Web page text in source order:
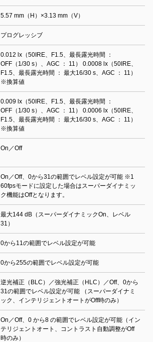
5.57 mm（H）×3.13 mm（V）
プログレッシブ
0.012 lx（50IRE、F1.5、最長露光時間 ：
OFF（1/30 s）、AGC ： 11） 0.0008 lx（50IRE、
F1.5、最長露光時間 ： 最大16/30 s、AGC ： 11）
※換算値
0.009 lx（50IRE、F1.5、最長露光時間 ：
OFF（1/30 s）、AGC ： 11） 0.0006 lx（50IRE、
F1.5、最長露光時間 ： 最大16/30 s、AGC ： 11）
※換算値
On／Off
On／Off、0から31の範囲でレベル設定が可能 ※1
60fpsモードに設定した場合はスーパーダイナミッ
ク機能はOffとなります。
最大144 dB（スーパーダイナミックOn、レベル
31）
0から11の範囲でレベル設定が可能
0から255の範囲でレベル設定が可能
逆光補正（BLC）／強光補正（HLC）／Off、0から
31の範囲でレベル設定が可能 （スーパーダイナミ
ック、インテリジェントオートがOff時のみ）
On／Off、0 から8 の範囲でレベル設定が可能（イン
テリジェントオート、コントラスト自動調整がOff
時のみ）